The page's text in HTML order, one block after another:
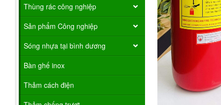
Thùng rác công nghiệp
Sản phẩm Công nghiệp
Sóng nhựa tại bình dương
Bàn ghế inox
Thảm cách điện